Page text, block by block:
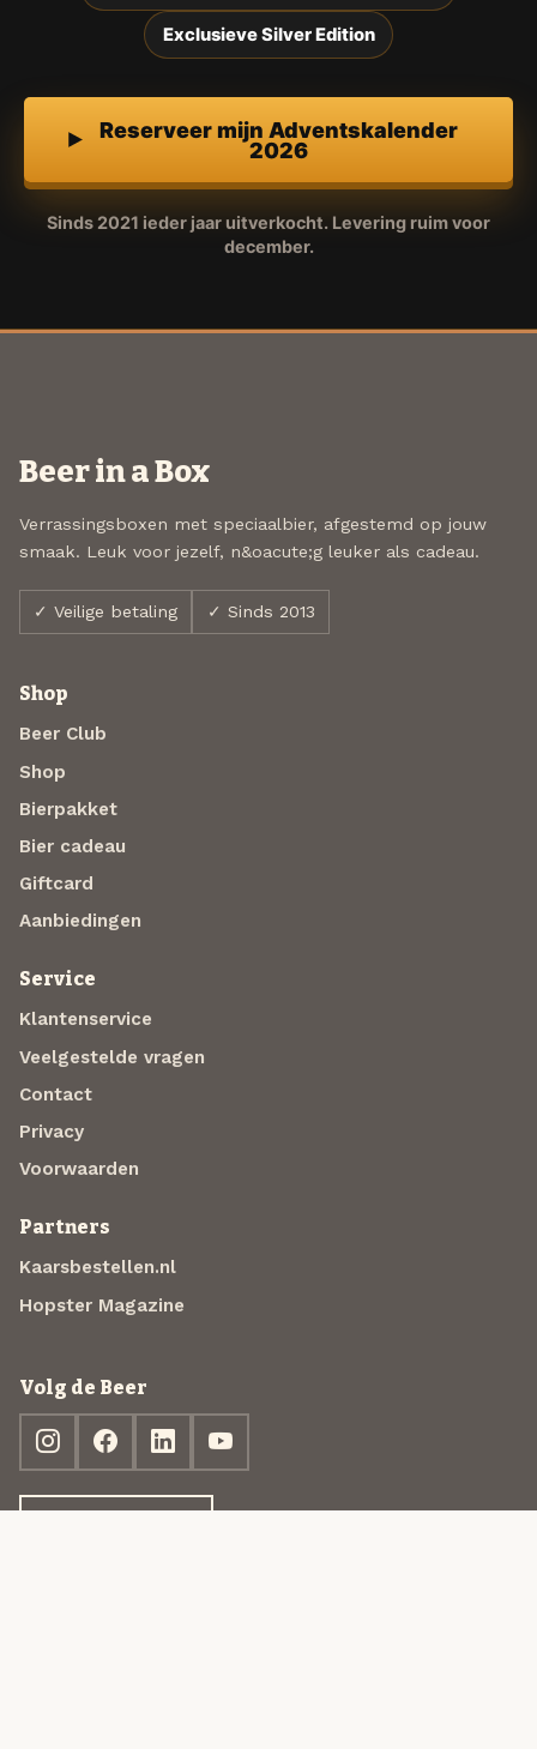
Exclusieve Silver Edition
Reserveer mijn Adventskalender
2026
Sinds 2021 ieder jaar uitverkocht. Levering ruim voor
december.
Beer in a Box
Verrassingsboxen met speciaalbier, afgestemd op jouw
smaak. Leuk voor jezelf, n&oacute;g leuker als cadeau.
✓ Veilige betaling ✓ Sinds 2013
Shop
Beer Club
Shop
Bierpakket
Bier cadeau
Giftcard
Aanbiedingen
Service
Klantenservice
Veelgestelde vragen
Contact
Privacy
Voorwaarden
Partners
Kaarsbestellen.nl
Hopster Magazine
Volg de Beer